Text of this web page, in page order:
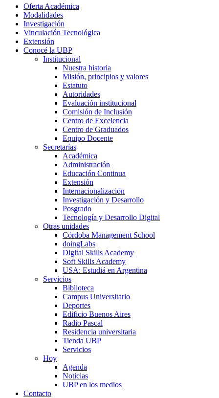
Oferta Académica
Modalidades
Investigación
Vinculación Tecnológica
Extensión
Conocé la UBP
Institucional
Nuestra historia
Misión, principios y valores
Estatuto
Autoridades
Evaluación institucional
Comisión de Inclusión
Centro de Excelencia
Centro de Graduados
Equipo Docente
Secretarías
Académica
Administración
Educación Continua
Extensión
Internacionalización
Investigación y Desarrollo
Posgrado
Tecnología y Desarrollo Digital
Otras unidades
Córdoba Management School
doingLabs
Digital Skills Academy
Soft Skills Academy
USA: Estudiá en Argentina
Servicios
Biblioteca
Campus Universitario
Deportes
Edificio Buenos Aires
Radio Pascal
Residencia universitaria
Tienda UBP
Servicios
Hoy
Agenda
Noticias
UBP en los medios
Contacto